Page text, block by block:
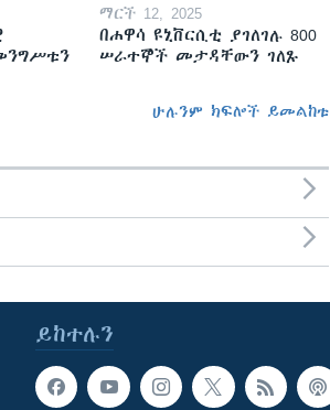
ማርች 12, 2025
በሐዋሳ ዩኒቨርሲቲ ያገለገሉ 800
ሠራተኞች መታዳቸውን ገለጹ
ሁሉንም ክፍሎች ይመልከቱ
ይከተሉን